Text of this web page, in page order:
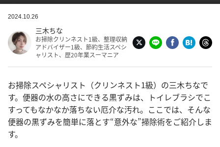
2024.10.26
三木ちな
お掃除クリンネスト1級、整理収納
アドバイザー1級、節約生活スペシ
ャリスト、歴20年業スーマニア
お掃除スペシャリスト（クリンネスト1級）の三木ちなで
す。便器の水の高さにできる黒ずみは、トイレブラシでこ
すってもなかなか落ちない厄介な汚れ。ここでは、そんな
便器の黒ずみを簡単に落とす“意外な”掃除術をご紹介しま
す。